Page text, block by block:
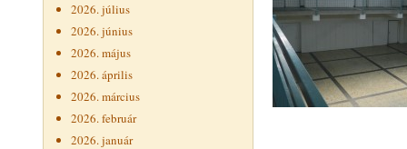
2026. július
2026. június
2026. május
2026. április
2026. március
2026. február
2026. január